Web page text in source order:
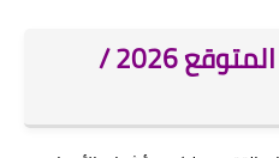
تنسيق مدرسة WE المتوقع 2026 /